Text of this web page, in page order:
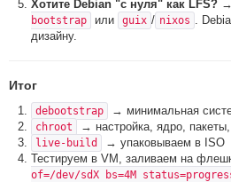
Хотите Debian "с нуля" как LFS?
bootstrap
или guix / nixos .
дизайну.
Итог
debootstrap → минимальная
chroot → настройка, ядро,
live-build
→ упаковываем в ISO
Тестируем в VM, заливаем на
of=/dev/sdX bs=4M